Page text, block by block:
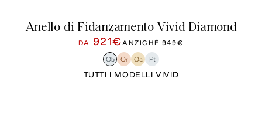
Anello di Fidanzamento Vivid Diamond
DA 921€ANZICHÉ 949€
Ob Or Oa Pt
TUTTI I MODELLI VIVID